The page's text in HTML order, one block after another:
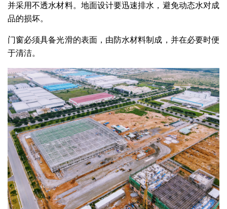
并采用不透水材料。地面设计要迅速排水，避免动态水对成
品的损坏。
门窗必须具备光滑的表面，由防水材料制成，并在必要时便
于清洁。